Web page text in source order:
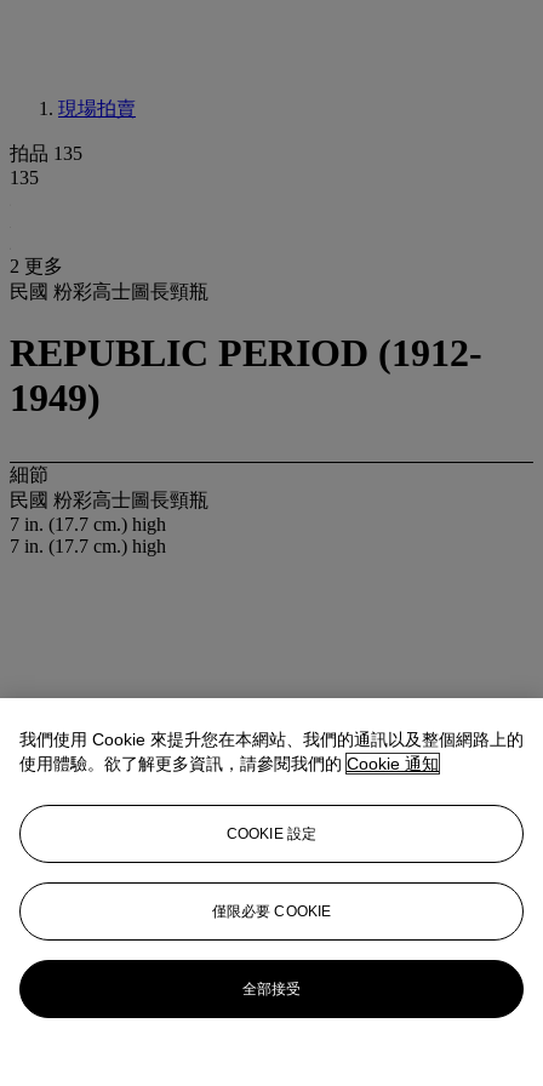
現場拍賣
拍品 135
135
2 更多
民國 粉彩高士圖長頸瓶
REPUBLIC PERIOD (1912-
1949)
細節
民國 粉彩高士圖長頸瓶
7 in. (17.7 cm.) high
7 in. (17.7 cm.) high
我們使用 Cookie 來提升您在本網站、我們的通訊以及整個網路上的
使用體驗。欲了解更多資訊，請參閱我們的 Cookie 通知
COOKIE 設定
僅限必要 COOKIE
全部接受